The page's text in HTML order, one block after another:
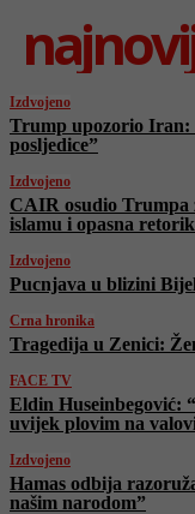
Izdvojeno
Trump upozorio Iran:
posljedice”
Izdvojeno
CAIR osudio Trumpa
islamu i opasna
Izdvojeno
Pucnjava u blizini
Crna hronika
Tragedija u Zenici:
FACE TV
Eldin Huseinbegović:
uvijek plovim na
Izdvojeno
Hamas odbija
našim narodom”